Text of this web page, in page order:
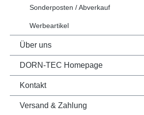
Sonderposten / Abverkauf
Werbeartikel
Über uns
DORN-TEC Homepage
Kontakt
Versand & Zahlung